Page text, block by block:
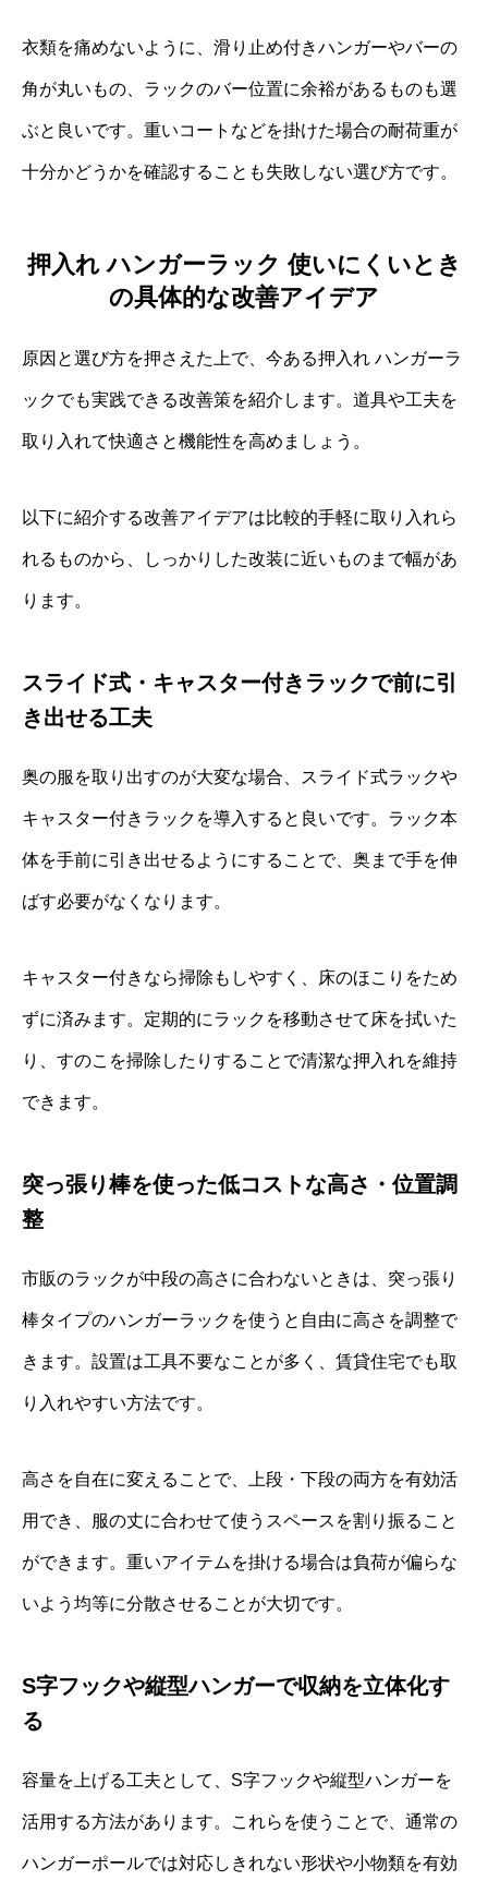
衣類を痛めないように、滑り止め付きハンガーやバーの
角が丸いもの、ラックのバー位置に余裕があるものも選
ぶと良いです。重いコートなどを掛けた場合の耐荷重が
十分かどうかを確認することも失敗しない選び方です。
押入れ ハンガーラック 使いにくいとき
の具体的な改善アイデア
原因と選び方を押さえた上で、今ある押入れ ハンガーラ
ックでも実践できる改善策を紹介します。道具や工夫を
取り入れて快適さと機能性を高めましょう。
以下に紹介する改善アイデアは比較的手軽に取り入れら
れるものから、しっかりした改装に近いものまで幅があ
ります。
スライド式・キャスター付きラックで前に引
き出せる工夫
奥の服を取り出すのが大変な場合、スライド式ラックや
キャスター付きラックを導入すると良いです。ラック本
体を手前に引き出せるようにすることで、奥まで手を伸
ばす必要がなくなります。
キャスター付きなら掃除もしやすく、床のほこりをため
ずに済みます。定期的にラックを移動させて床を拭いた
り、すのこを掃除したりすることで清潔な押入れを維持
できます。
突っ張り棒を使った低コストな高さ・位置調
整
市販のラックが中段の高さに合わないときは、突っ張り
棒タイプのハンガーラックを使うと自由に高さを調整で
きます。設置は工具不要なことが多く、賃貸住宅でも取
り入れやすい方法です。
高さを自在に変えることで、上段・下段の両方を有効活
用でき、服の丈に合わせて使うスペースを割り振ること
ができます。重いアイテムを掛ける場合は負荷が偏らな
いよう均等に分散させることが大切です。
S字フックや縦型ハンガーで収納を立体化す
る
容量を上げる工夫として、S字フックや縦型ハンガーを
活用する方法があります。これらを使うことで、通常の
ハンガーポールでは対応しきれない形状や小物類を有効